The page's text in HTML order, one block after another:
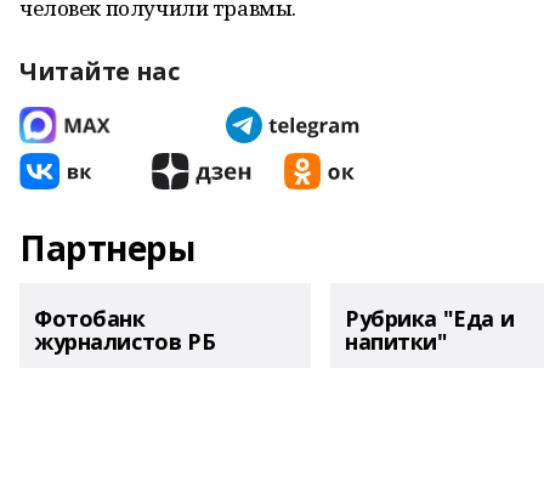
человек получили травмы.
Читайте нас
Партнеры
Фотобанк
журналистов РБ
Рубрика "Еда и
напитки"